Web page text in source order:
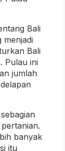
Bali
menjadi
Bali
Pulau ini
jumlah
banyak
itu